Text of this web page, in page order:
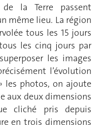
de la Terre passent
même lieu. La région
tous les 15 jours
les cinq jours par
les images
l’évolution
les photos, on ajoute
aux deux dimensions
cliché pris depuis
en trois dimensions